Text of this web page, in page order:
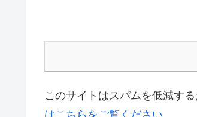
このサイトはスパムを低減す
はこちらをご覧ください